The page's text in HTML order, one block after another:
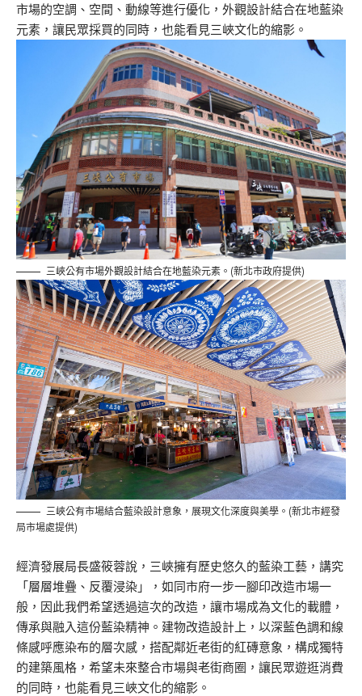
市場的空調、空間、動線等進行優化，外觀設計結合在地藍染
元素，讓民眾採買的同時，也能看見三峽文化的縮影。
三峽公有市場外觀設計結合在地藍染元素。(新北市政府提供)
三峽公有市場結合藍染設計意象，展現文化深度與美學。(新北市經發
局市場處提供)
經濟發展局長盛筱蓉說，三峽擁有歷史悠久的藍染工藝，講究
「層層堆疊、反覆浸染」，如同市府一步一腳印改造市場一
般，因此我們希望透過這次的改造，讓市場成為文化的載體，
傳承與融入這份藍染精神。建物改造設計上，以深藍色調和線
條感呼應染布的層次感，搭配鄰近老街的紅磚意象，構成獨特
的建築風格，希望未來整合市場與老街商圈，讓民眾遊逛消費
的同時，也能看見三峽文化的縮影。